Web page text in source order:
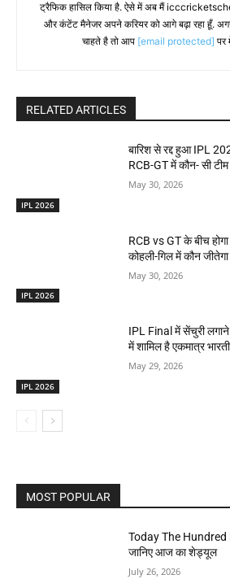
ट्रैफिक हासिल किया है. ऐसे में अब मैं
और कंटेंट मैनेजर अपने करियर को आगे बढ़ा रहा हूँ.
चाहते है तो आप [email protected] पर
RELATED ARTICLES
IPL 2026
बारिश से रद्द हुआ IPL
RCB-GT में कौन- सी
May 30, 2026
IPL 2026
RCB vs GT के बीच
कोहली-गिल में कौन
May 30, 2026
IPL 2026
IPL Final में सेंचुरी लगाने
में शामिल है एकमात्र
May 29, 2026
MOST POPULAR
Today The
जानिए आज का शेड्यूल
July 26, 2026